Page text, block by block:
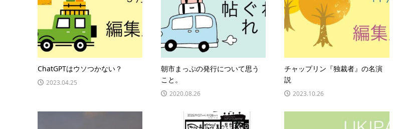
ChatGPTはウソつかない？
2023.04.25
朝市まっぷの発行について思う
こと。
2020.08.26
チャップリン『独裁者』の名演
説
2023.10.26